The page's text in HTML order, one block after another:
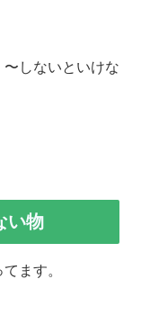
しないといけな
い物
ます。